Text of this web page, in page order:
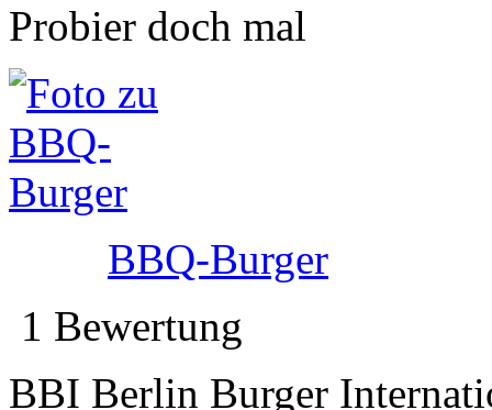
Probier doch mal
BBQ-Burger
1 Bewertung
BBI Berlin Burger